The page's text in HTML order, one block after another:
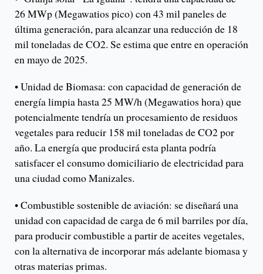
26 MWp (Megawatios pico) con 43 mil paneles de
última generación, para alcanzar una reducción de 18
mil toneladas de CO2. Se estima que entre en operación
en mayo de 2025.
• Unidad de Biomasa: con capacidad de generación de
energía limpia hasta 25 MW/h (Megawatios hora) que
potencialmente tendría un procesamiento de residuos
vegetales para reducir 158 mil toneladas de CO2 por
año. La energía que producirá esta planta podría
satisfacer el consumo domiciliario de electricidad para
una ciudad como Manizales.
• Combustible sostenible de aviación: se diseñará una
unidad con capacidad de carga de 6 mil barriles por día,
para producir combustible a partir de aceites vegetales,
con la alternativa de incorporar más adelante biomasa y
otras materias primas.